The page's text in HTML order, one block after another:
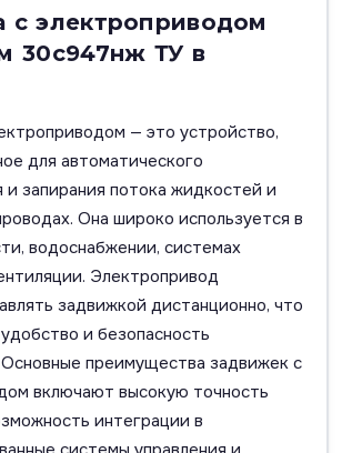
с электроприводом
30с947нж ТУ в
— это устройство,
для автоматического
и запирания потока жидкостей и
Она широко используется в
водоснабжении, системах
Электропривод
задвижкой дистанционно, что
и безопасность
Основные преимущества задвижек с
включают высокую точность
интеграции в